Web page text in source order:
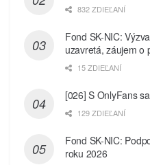
832 ZDIEĽANÍ
Fond SK-NIC:
uzavretá, záujem o
15 ZDIEĽANÍ
[026] S OnlyFans
129 ZDIEĽANÍ
Fond SK-NIC:
roku 2026